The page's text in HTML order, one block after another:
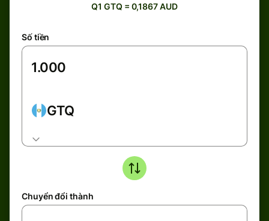
Q1 GTQ = 0,1867 AUD
Số tiền
GTQ
Chuyển đổi thành